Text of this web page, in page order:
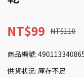
NT$99 NT$110
商品編號:
供貨狀況: 庫存不足